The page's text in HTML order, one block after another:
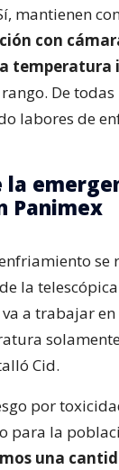
mantienen
con
temperatura
De
labores de
la
Panimex
se
la
a trabajar
Cid.
por
para la
una